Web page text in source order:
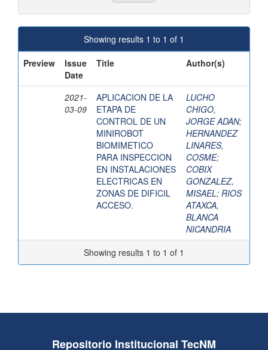
Showing results 1 to 1 of 1
Preview
Issue
Date
Title Author(s)
2021-
03-09
APLICACION DE LA
ETAPA DE
CONTROL DE UN
MINIROBOT
BIOMIMETICO
PARA INSPECCION
EN INSTALACIONES
ELECTRICAS EN
ZONAS DE DIFICIL
ACCESO.
LUCHO
CHIGO,
JORGE ADAN;
HERNANDEZ
LINARES,
COSME;
COBIX
GONZALEZ,
MISAEL; RIOS
ATAXCA,
BLANCA
NICANDRIA
Showing results 1 to 1 of 1
Repositorio Institucional TecNM